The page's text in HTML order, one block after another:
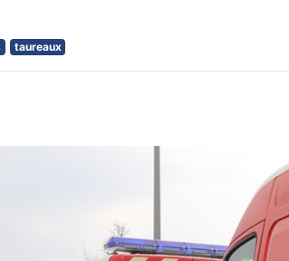
taureaux